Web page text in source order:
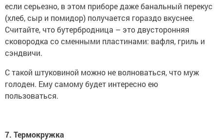
если серьезно, в этом приборе даже банальный перекус
(хлеб, сыр и помидор) получается гораздо вкуснее.
Считайте, что бутербродница – это двусторонняя
сковородка со сменными пластинами: вафля, гриль и
сэндвичи.
С такой штуковиной можно не волноваться, что муж
голоден. Ему самому будет интересно ею
пользоваться.
7. Термокружка